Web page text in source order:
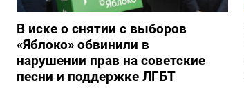
В иске о снятии с выборов
«Яблоко» обвинили в
нарушении прав на советские
песни и поддержке ЛГБТ